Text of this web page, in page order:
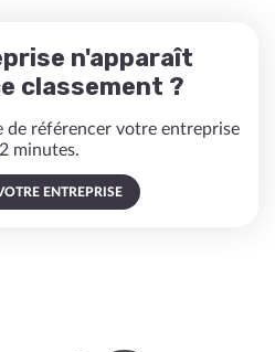
n'apparaît
classement ?
de référencer votre entreprise
minutes.
ENTREPRISE